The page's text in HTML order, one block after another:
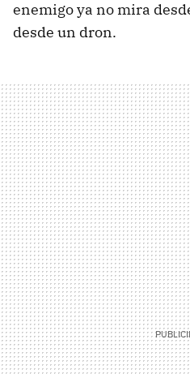
enemigo ya no mira
desde un dron.